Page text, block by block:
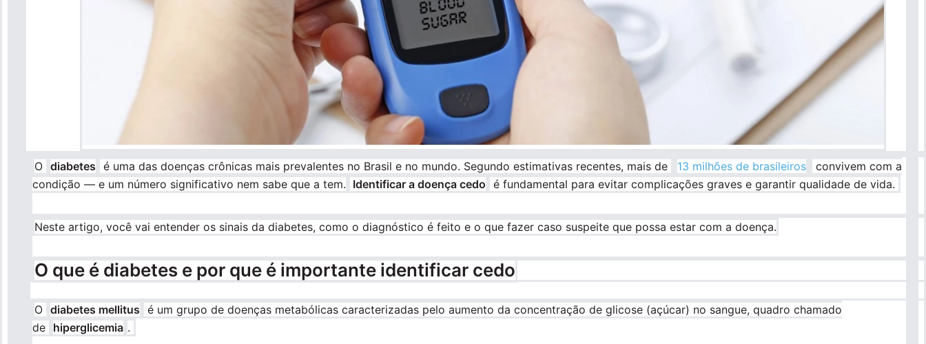
O diabetes é uma das doenças crônicas mais prevalentes no Brasil e no mundo. Segundo estimativas recentes, mais de 13 milhões de brasileiros
convivem com a
condição — e um número significativo nem sabe que a tem. Identificar a doença cedo é fundamental para evitar complicações graves e garantir qualidade de vida.
Neste artigo, você vai entender os sinais da diabetes, como o diagnóstico é feito e o que fazer caso suspeite que possa estar com a doença.
O que é diabetes e por que é importante identificar cedo
O diabetes mellitus é um grupo de doenças metabólicas caracterizadas pelo aumento da concentração de glicose (açúcar) no sangue, quadro chamado
de hiperglicemia .